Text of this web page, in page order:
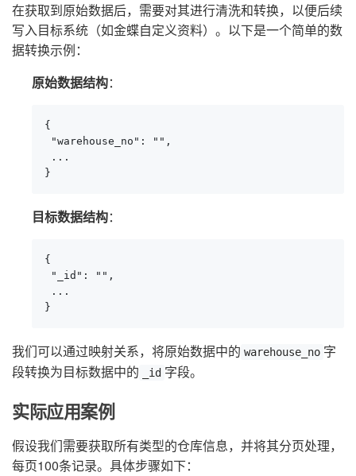
在获取到原始数据后，需要对其进行清洗和转换，以便后续
写入目标系统（如金蝶自定义资料）。以下是一个简单的数
据转换示例：
原始数据结构：
{
"warehouse_no": "",
...
}
目标数据结构：
{
"_id": "",
...
}
我们可以通过映射关系，将原始数据中的 warehouse_no 字
段转换为目标数据中的
_id 字段。
实际应用案例
假设我们需要获取所有类型的仓库信息，并将其分页处理，
每页100条记录。具体步骤如下：